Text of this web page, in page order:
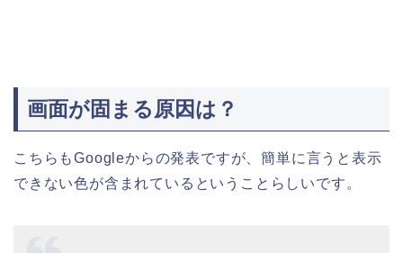
画面が固まる原因は？
こちらもGoogleからの発表ですが、簡単に言うと表示
できない色が含まれているということらしいです。